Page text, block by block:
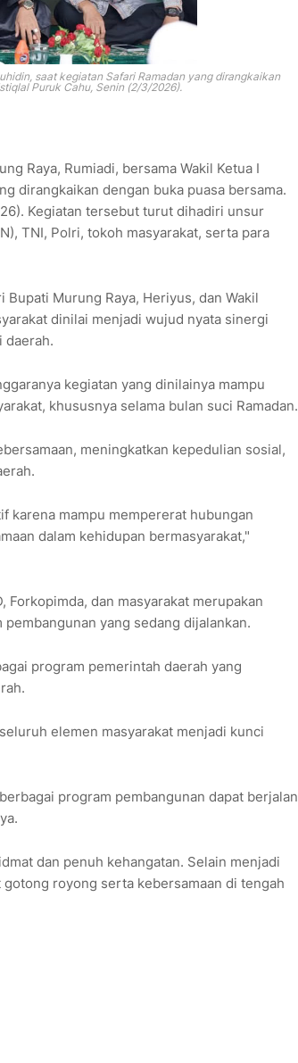
saat kegiatan Safari Ramadan yang dirangkaikan
Puruk Cahu, Senin (2/3/2026).
Raya, Rumiadi, bersama Wakil Ketua I
dirangkaikan dengan buka puasa bersama.
Kegiatan tersebut turut dihadiri unsur
TNI, Polri, tokoh masyarakat, serta para
Murung Raya, Heriyus, dan Wakil
dinilai menjadi wujud nyata sinergi
daerah.
kegiatan yang dinilainya mampu
khususnya selama bulan suci Ramadan.
meningkatkan kepedulian sosial,
karena mampu mempererat hubungan
dalam kehidupan bermasyarakat,"
Forkopimda, dan masyarakat merupakan
yang sedang dijalankan.
program pemerintah daerah yang
elemen masyarakat menjadi kunci
program pembangunan dapat berjalan
dan penuh kehangatan. Selain menjadi
royong serta kebersamaan di tengah